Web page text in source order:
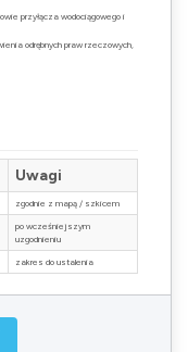
przyłącza wodociągowego i
odrębnych praw rzeczowych,
Uwagi
zgodnie z mapą / szkicem
po wcześniejszym
uzgodnieniu
zakres do ustalenia